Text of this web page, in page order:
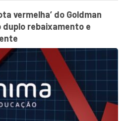
vermelha’ do Goldman
rebaixamento e